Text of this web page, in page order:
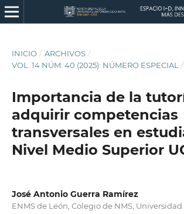
INICIO / ARCHIVOS /
VOL. 14 NÚM. 40 (2025): NÚMERO ESPECIAL
/
Importancia de la
adquirir competencias
transversales en
Nivel Medio Superior
José Antonio Guerra Ramírez
ENMS de León, Colegio de NMS,